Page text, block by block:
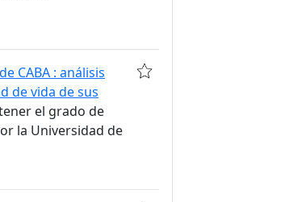
CABA : análisis
de vida de sus
el grado de
la Universidad de